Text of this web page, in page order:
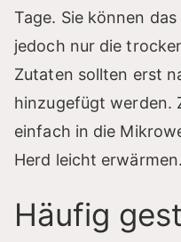
Tage. Sie können
jedoch nur die
Zutaten sollten erst
hinzugefügt werden.
einfach in die
Herd leicht erwärmen.
Häufig